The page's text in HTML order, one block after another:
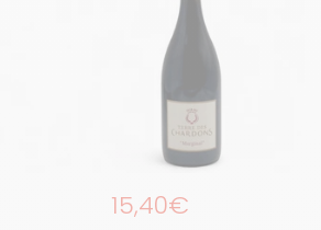
Prix régulier
15,40€